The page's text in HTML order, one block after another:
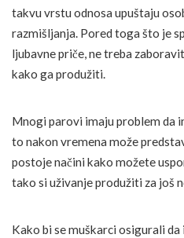
takvu vrstu odnosa upuštaju
razmišljanja. Pored toga što je
ljubavne priče, ne treba
kako ga produžiti.
Mnogi parovi imaju problem da
to nakon vremena može
postoje načini kako možete
tako si uživanje produžiti za još
Kako bi se muškarci osigurali